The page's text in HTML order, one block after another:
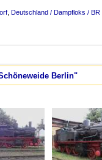
Deutschland / Dampfloks / BR
Berlin"